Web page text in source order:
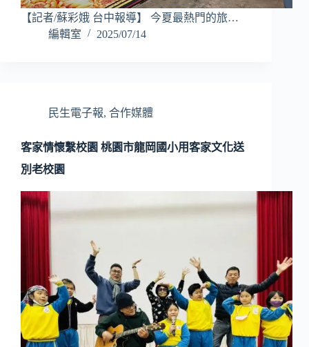
【記者/蘇彩娥 台中報導】 今夏最熱門的旅…
編輯室
2025/07/14
民生電子報, 合作媒體
客家情懷繫校園 桃園市龍岡國小用客家文化送
別老校園